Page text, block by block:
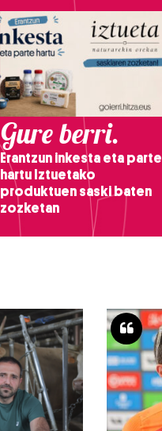
Gure berri.
Erantzun inkesta eta parte
hartu Iztuetako
produktuen saski baten
zozketan